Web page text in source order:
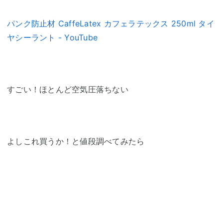
パンク防止材 CaffeLatex カフェラテックス 250ml タイ
ヤシーラント - YouTube
すごい！ほとんど空気圧落ちない
よしこれ買うか！と値段調べてみたら